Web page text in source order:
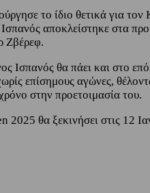
το ίδιο θετικά για τον
αποκλείστηκε στα
Ζβέρεφ.
Ισπανός θα πάει και στο
επίσημους αγώνες,
στην προετοιμασία του.
θα ξεκινήσει στις 12